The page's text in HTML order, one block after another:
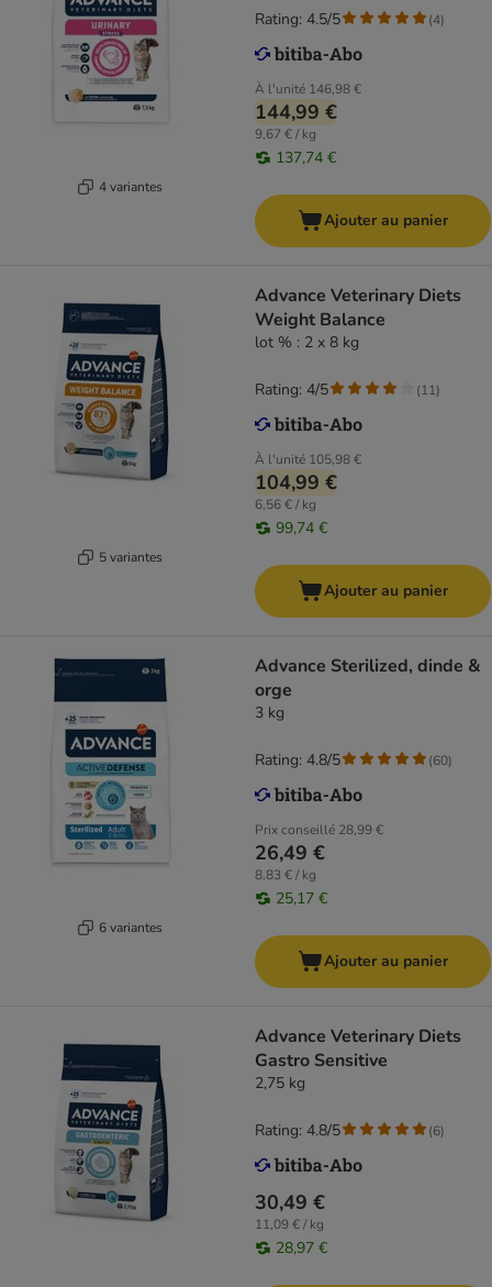
4 variantes
À l'unité 146,98 €
144,99 €
9,67 € / kg
137,74 €
Rating: 4.5/5 (4)
Ajouter au panier
5 variantes
Advance Veterinary Diets
Weight Balance
lot % : 2 x 8 kg
À l'unité 105,98 €
104,99 €
6,56 € / kg
99,74 €
Rating: 4/5 (11)
Ajouter au panier
6 variantes
Advance Sterilized, dinde &
orge
3 kg
Prix conseillé 28,99 €
26,49 €
8,83 € / kg
25,17 €
Rating: 4.8/5 (60)
Ajouter au panier
Advance Veterinary Diets
Gastro Sensitive
2,75 kg
30,49 €
11,09 € / kg
28,97 €
Rating: 4.8/5 (6)